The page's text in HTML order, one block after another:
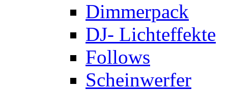
Dimmerpack
DJ- Lichteffekte
Follows
Scheinwerfer